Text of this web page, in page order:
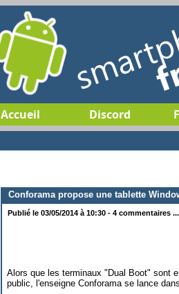
Accueil Discord
Conforama propose une tablette
Publié le 03/05/2014 à 10:30 - 4 commentaires ...
Alors que les terminaux "Dual Boot" sont
public, l'enseigne Conforama se lance